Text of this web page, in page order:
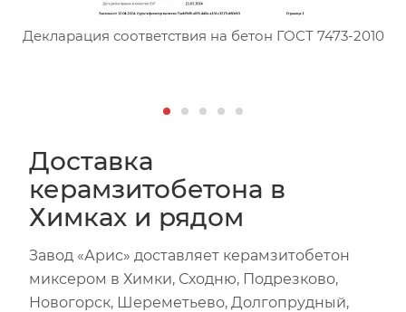
Сертификат соответствия
Декларация соответствия на бетон ГОСТ 7473-2010
Доставка
керамзитобетона в
Химках и рядом
Завод «Арис» доставляет керамзитобетон
миксером в Химки, Сходню, Подрезково,
Новогорск, Шереметьево, Долгопрудный,